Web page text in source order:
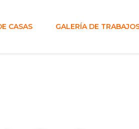
CASAS GALERÍA DE